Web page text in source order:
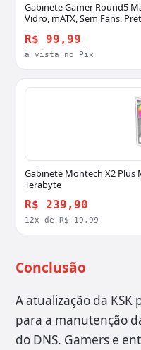
Gabinete Gamer Round5
Vidro, mATX, Sem Fans,
R$ 99,99
à vista no Pix
Gabinete Montech X2 Plus
Terabyte
R$ 239,90
12x de R$ 19,99
Conclusão
A atualização da KSK
para a manutenção
do DNS. Gamers e